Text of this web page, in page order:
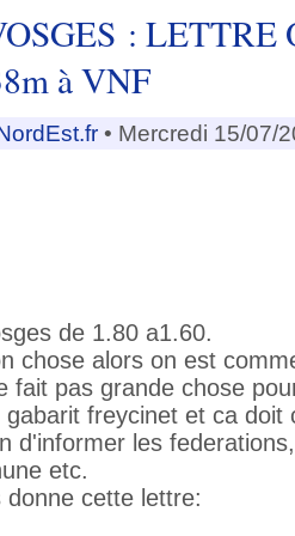
: LETTRE
à VNF
• Mercredi 15/07/
de 1.80 a1.60.
chose alors on est
fait pas grande chose
freycinet et ca doit
d'informer les
etc.
donne cette lettre: